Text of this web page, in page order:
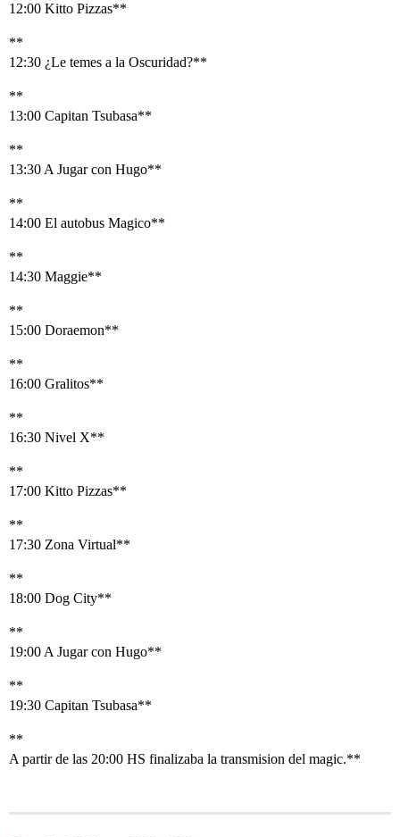
12:00 Kitto Pizzas**
**
12:30 ¿Le temes a la Oscuridad?**
**
13:00 Capitan Tsubasa**
**
13:30 A Jugar con Hugo**
**
14:00 El autobus Magico**
**
14:30 Maggie**
**
15:00 Doraemon**
**
16:00 Gralitos**
**
16:30 Nivel X**
**
17:00 Kitto Pizzas**
**
17:30 Zona Virtual**
**
18:00 Dog City**
**
19:00 A Jugar con Hugo**
**
19:30 Capitan Tsubasa**
**
A partir de las 20:00 HS finalizaba la transmision del magic.**